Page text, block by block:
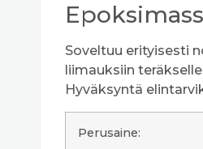
Soveltuu erityisesti
liimauksiin
Hyväksyntä
Perusaine: